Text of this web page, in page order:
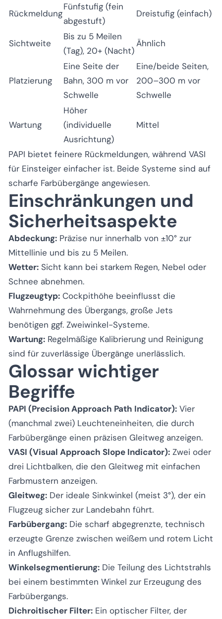
Rückmeldung
Fünfstufig (fein
abgestuft)
Dreistufig (einfach)
Sichtweite
Bis zu 5 Meilen
(Tag), 20+ (Nacht)
Ähnlich
Platzierung
Eine Seite der
Bahn, 300 m vor
Schwelle
Eine/beide Seiten,
200–300 m vor
Schwelle
Wartung
Höher
(individuelle
Ausrichtung)
Mittel
PAPI bietet feinere Rückmeldungen, während VASI
für Einsteiger einfacher ist. Beide Systeme sind auf
scharfe Farbübergänge angewiesen.
Einschränkungen und
Sicherheitsaspekte
Abdeckung: Präzise nur innerhalb von ±10° zur
Mittellinie und bis zu 5 Meilen.
Wetter: Sicht kann bei starkem Regen, Nebel oder
Schnee abnehmen.
Flugzeugtyp: Cockpithöhe beeinflusst die
Wahrnehmung des Übergangs, große Jets
benötigen ggf. Zweiwinkel-Systeme.
Wartung: Regelmäßige Kalibrierung und Reinigung
sind für zuverlässige Übergänge unerlässlich.
Glossar wichtiger
Begriffe
PAPI (Precision Approach Path Indicator): Vier
(manchmal zwei) Leuchteneinheiten, die durch
Farbübergänge einen präzisen Gleitweg anzeigen.
VASI (Visual Approach Slope Indicator): Zwei oder
drei Lichtbalken, die den Gleitweg mit einfachen
Farbmustern anzeigen.
Gleitweg: Der ideale Sinkwinkel (meist 3°), der ein
Flugzeug sicher zur Landebahn führt.
Farbübergang: Die scharf abgegrenzte, technisch
erzeugte Grenze zwischen weißem und rotem Licht
in Anflugshilfen.
Winkelsegmentierung: Die Teilung des Lichtstrahls
bei einem bestimmten Winkel zur Erzeugung des
Farbübergangs.
Dichroitischer Filter: Ein optischer Filter, der